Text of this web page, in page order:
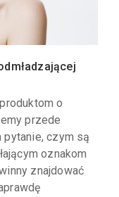
o
przede
czym są
oznakom
znajdować